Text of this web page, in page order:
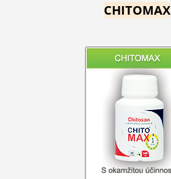
CHITOMAX